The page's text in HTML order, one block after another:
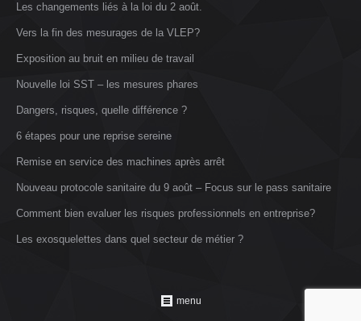
Les changements liés à la loi du 2 août.
Vers la fin des mesurages de la VLEP?
Exposition au bruit en milieu de travail
Nouvelle loi SST – les mesures phares
Dangers, risques, quelle différence ?
6 étapes pour une reprise sereine
Remise en service des machines après arrêt
Nouveau protocole sanitaire du 9 août – Focus sur le pass sanitaire
Comment bien evaluer les risques professionnels en entreprise?
Les exosquelettes dans quel secteur de métier ?
menu